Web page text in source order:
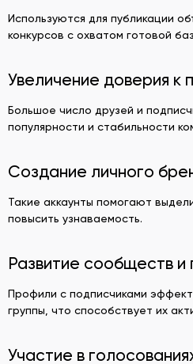
Используются для публикации
конкурсов с охватом готовой
Увеличение доверия к
Большое число друзей и
популярности и стабильности
Создание личного
Такие аккаунты помогают
повысить узнаваемость.
Развитие сообществ и
Профили с подписчиками
группы, что способствует их
Участие в